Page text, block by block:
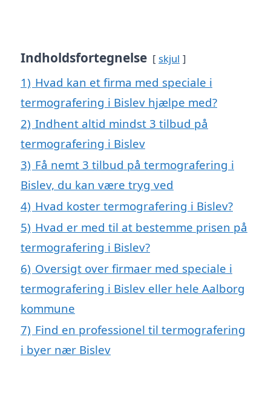
Indholdsfortegnelse skjul
1) Hvad kan et firma med speciale i
termografering i Bislev hjælpe med?
2) Indhent altid mindst 3 tilbud på
termografering i Bislev
3) Få nemt 3 tilbud på termografering i
Bislev, du kan være tryg ved
4) Hvad koster termografering i Bislev?
5) Hvad er med til at bestemme prisen på
termografering i Bislev?
6) Oversigt over firmaer med speciale i
termografering i Bislev eller hele Aalborg
kommune
7) Find en professionel til termografering
i byer nær Bislev